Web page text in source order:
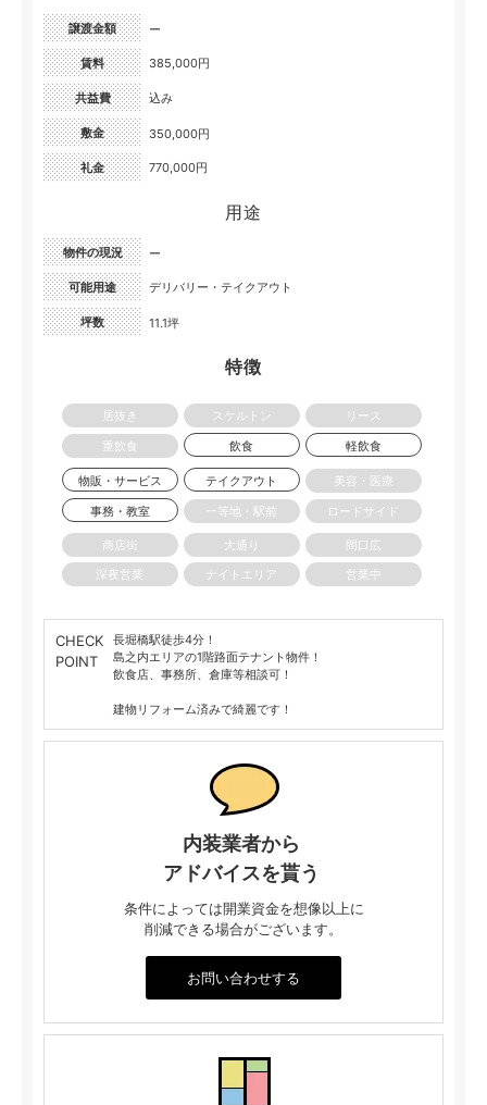
譲渡金額 ー
賃料 385,000円
共益費 込み
敷金 350,000円
礼金 770,000円
用途
物件の現況 ー
可能用途 デリバリー・テイクアウト
坪数 11.1坪
特徴
居抜き スケルトン
リース
重飲食
飲食 軽飲食
物販・サービス テイクアウト
美容・医療
事務・教室
一等地・駅前 ロードサイド
商店街 大通り
間口広
深夜営業
ナイトエリア 営業中
CHECK
POINT
長堀橋駅徒歩4分！
島之内エリアの1階路面テナント物件！
飲食店、事務所、倉庫等相談可！
建物リフォーム済みで綺麗です！
内装業者から
アドバイスを貰う
条件によっては開業資金を想像以上に
削減できる場合がございます。
お問い合わせする